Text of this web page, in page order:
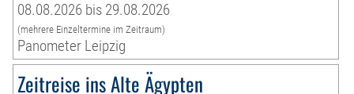
08.08.2026 bis 29.08.2026
(mehrere Einzeltermine im Zeitraum)
Panometer Leipzig
Zeitreise ins Alte Ägypten